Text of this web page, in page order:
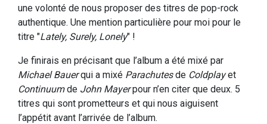
une volonté de nous proposer des titres de pop-rock
authentique. Une mention particulière pour moi pour le
titre "Lately, Surely, Lonely" !
Je finirais en précisant que l’album a été mixé par
Michael Bauerqui a mixé Parachutesde Coldplayet
Continuumde John Mayerpour n’en citer que deux. 5
titres qui sont prometteurs et qui nous aiguisent
l’appétit avant l’arrivée de l’album.